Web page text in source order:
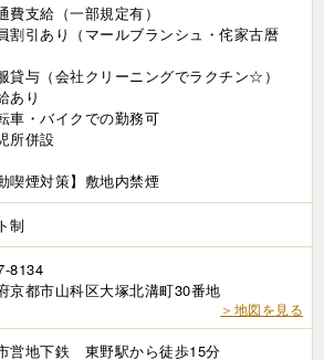
費支給（一部規定有）
割引あり（マールブランシュ・侘家古暦
貸与（会社クリーニングでラクチン☆）
あり
車・バイクでの勤務可
所併設
喫煙対策】敷地内禁煙
制
8134
京都市山科区大塚北溝町30番地
＞地図を見る
営地下鉄 東野駅から徒歩15分